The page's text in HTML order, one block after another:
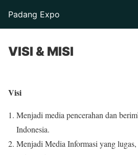
Padang Expo
VISI & MISI
Visi
Menjadi media pencerahan dan
Indonesia.
Menjadi Media Informasi yang lugas,